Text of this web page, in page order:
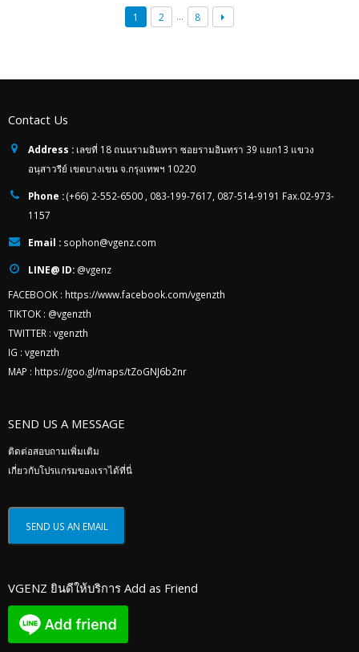
1 2 … 8
Contact Us
Address : เลขที่ 18 ถนนรามอินทรา ซอยรามอินทรา 39 แยก13 แขวง
อนุสาวรีย์ เขตบางเขน จ.กรุงเทพฯ 10220
Phone :(+66) 2-552-6500 , 083-199-7617, 087-514-9191 Fax.02-973-
1157
Email : sophon@vgenz.com
LINE@ ID: @vgenz
FACEBOOK : https://www.facebook.com/vgenzth
TIKTOK : @vgenzth
TWITTER : vgenzth
IG : vgenzth
MAP : https://goo.gl/maps/tZoGNJ6b2nr
SEND US A MESSAGE
ติดต่อสอบถามเพิ่มเติม
เกี่ยวกับโปรแกรมของเราได้ที่นี่
VGENZ ยินดีให้บริการ Add as Friend